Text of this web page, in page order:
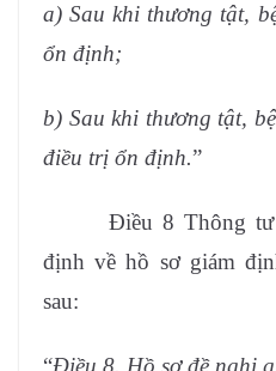
a) Sau khi thương tật,
ổn định;
b) Sau khi thương tật,
điều trị ổn định.”
Điều 8 Thông tư
định về hồ sơ giám
sau:
“Điều 8. Hồ sơ đề nghị